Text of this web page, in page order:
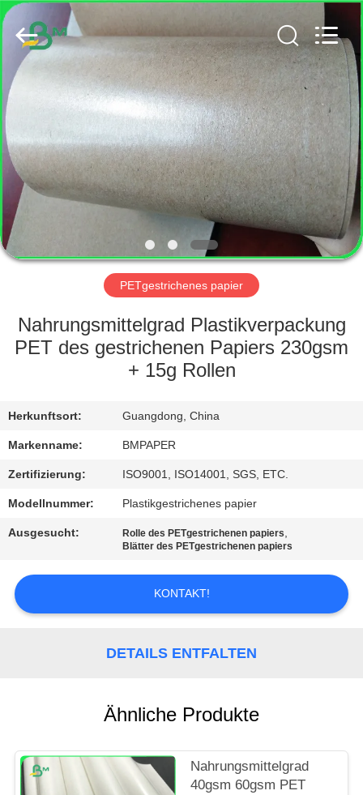
HAUS
PRODUKTE
ÜBER
UNS
FABRIK-
AUSFLUG
QUALITÄTSKONTROLLE
SIE
MIT
UNS
IN
VERBINDUNG
NACHRICHTEN
POLICY
BMPAPER
CO.,
LTD..
Rights
Reserved.
PETgestrichenes papier
Nahrungsmittelgrad Plastikverpackung
PET des gestrichenen Papiers 230gsm
+ 15g Rollen
Herkunftsort: Guangdong, China
Markenname: BMPAPER
Zertifizierung: ISO9001, ISO14001, SGS, ETC.
Modellnummer: Plastikgestrichenes papier
Ausgesucht: Rolle des PETgestrichenen papiers,
Blätter des PETgestrichenen papiers
KONTAKT!
DETAILS ENTFALTEN
Ähnliche Produkte
Nahrungsmittelgrad
40gsm 60gsm PET